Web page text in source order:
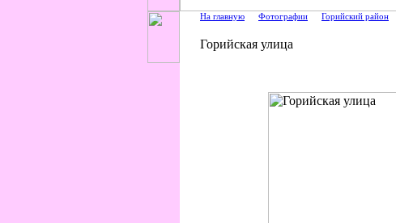
На главную Фотографии Горийский район
Горийская улица